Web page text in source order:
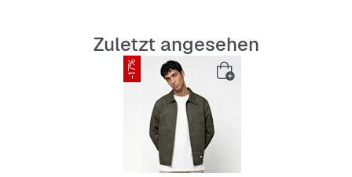
Zuletzt angesehen
-17%